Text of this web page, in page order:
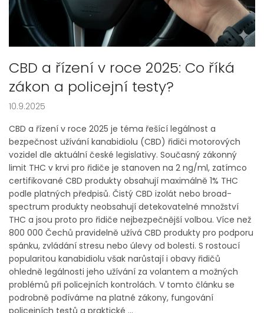
CBD a řízení v roce 2025: Co říká
zákon a policejní testy?
10.9.2025
CBD a řízení v roce 2025 je téma řešící legálnost a
bezpečnost užívání kanabidiolu (CBD) řidiči motorových
vozidel dle aktuální české legislativy. Současný zákonný
limit THC v krvi pro řidiče je stanoven na 2 ng/ml, zatímco
certifikované CBD produkty obsahují maximálně 1% THC
podle platných předpisů. Čistý CBD izolát nebo broad-
spectrum produkty neobsahují detekovatelné množství
THC a jsou proto pro řidiče nejbezpečnější volbou. Více než
800 000 Čechů pravidelně užívá CBD produkty pro podporu
spánku, zvládání stresu nebo úlevy od bolesti. S rostoucí
popularitou kanabidiolu však narůstají i obavy řidičů
ohledně legálnosti jeho užívání za volantem a možných
problémů při policejních kontrolách. V tomto článku se
podrobně podíváme na platné zákony, fungování
policejních testů a praktické ...